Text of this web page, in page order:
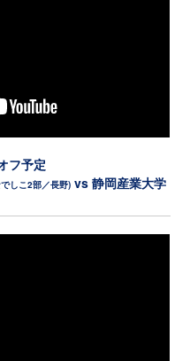
フ予定
しこ2部／長野) vs 静岡産業大学